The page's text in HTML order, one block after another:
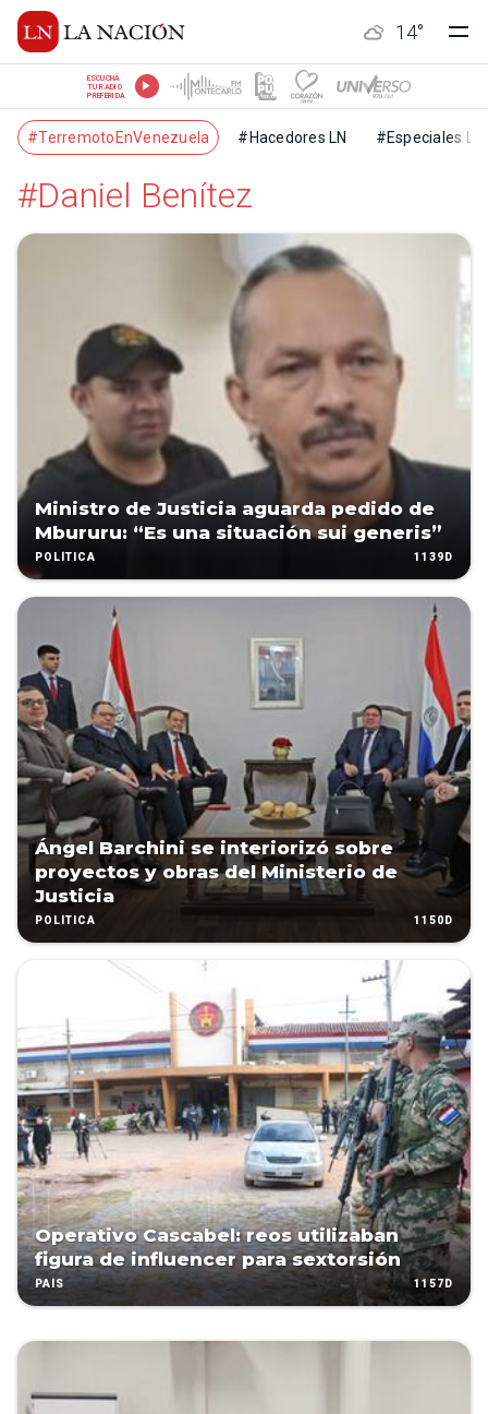
14°
ESCUCHÁ
TU RADIO
PREFERIDA
#TerremotoEnVenezuela #Hacedores LN #Especiales LN
#Daniel Benítez
Ministro de Justicia aguarda pedido de
Mbururu: “Es una situación sui generis”
POLÍTICA 1139D
Ángel Barchini se interiorizó sobre
proyectos y obras del Ministerio de
Justicia
POLÍTICA 1150D
Operativo Cascabel: reos utilizaban
figura de influencer para sextorsión
PAÍS 1157D